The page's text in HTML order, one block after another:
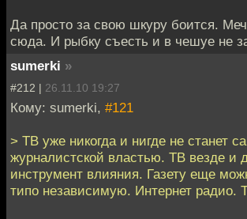
Да просто за свою шкуру боится.
сюда. И рыбку съесть и в чешуе не
sumerki »
#212 | 26.11.10 19:27
Кому: sumerki, #121
> ТВ уже никогда и нигде не станет
журналистской властью. ТВ везде и
инструмент влияния. Газету еще
типо независимую. Интернет радио.